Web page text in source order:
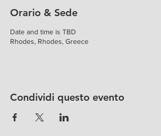
Orario & Sede
Date and time is TBD
Rhodes, Rhodes, Greece
Condividi questo evento